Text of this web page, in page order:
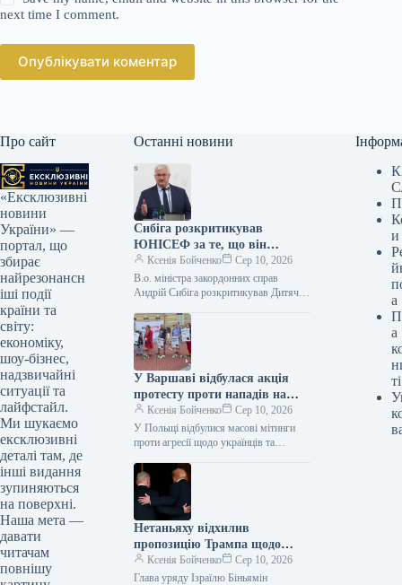
next time I comment.
Опублікувати коментар
Про сайт
«Ексклюзивні
новини
України» —
портал, що
збирає
найрезонансн
іші події
країни та
світу:
економіку,
шоу-бізнес,
надзвичайні
ситуації та
лайфстайл.
Ми шукаємо
ексклюзивні
деталі там, де
інші видання
зупиняються
на поверхні.
Наша мета —
давати
читачам
повнішу
Останні новини
Сибіга розкритикував
ЮНІСЕФ за те, що він
поставив в один ряд агресора
та жертву, а також за заяви
щодо загибелі дітей в Україні
Ксенія Бойченко
Сер 10, 2026
В.о. міністра закордонних справ
Андрій Сибіга розкритикував Дитячий
серпня про загиблих і поранених…
У Варшаві відбулася акція
протесту проти нападів на
громадян України, під час
якої прем’єр-міністру Туску
було передано відповідну
Ксенія Бойченко
Сер 10, 2026
У Польщі відбулися масові мітинги
проти агресії щодо українців та
національних груп. У столиці,
Варшаві, активісти…
Нетаньяху відхилив
пропозицію Трампа щодо
припинення бойових дій у Газі
Ксенія Бойченко
Сер 10, 2026
Глава уряду Ізраїлю Біньямін
и
а
а
ті